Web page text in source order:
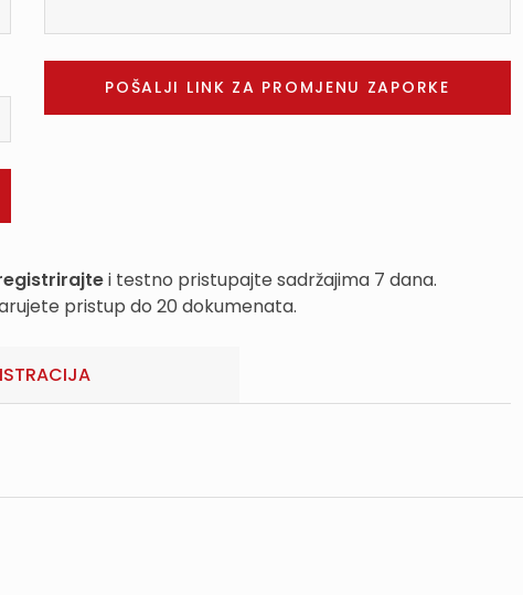
i testno pristupajte sadržajima 7 dana.
pristup do 20 dokumenata.